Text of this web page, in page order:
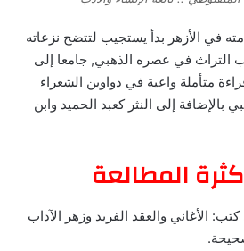
في الأزهر بدأ يستجيب لتتضح نزعاته
التراث في عصره الذهبي, جامعا إلى
متأملة واعية في دواوين الشعراء
بالإضافة إلى النثر كعبد الحميد وابن
المطالعة
الأغاني والعقد الفريد وزهر الآداب